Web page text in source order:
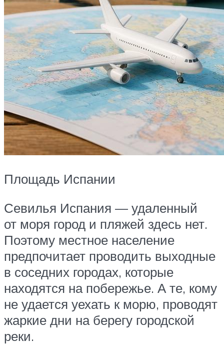
Площадь Испании
Севилья Испания — удаленный
от моря город и пляжей здесь нет.
Поэтому местное население
предпочитает проводить выходные
в соседних городах, которые
находятся на побережье. А те, кому
не удается уехать к морю, проводят
жаркие дни на берегу городской
реки.